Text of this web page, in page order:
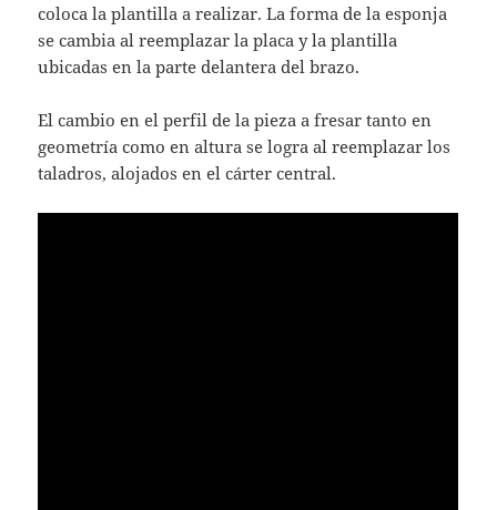
coloca la plantilla a realizar. La forma de la esponja
se cambia al reemplazar la placa y la plantilla
ubicadas en la parte delantera del brazo.
El cambio en el perfil de la pieza a fresar tanto en
geometría como en altura se logra al reemplazar los
taladros, alojados en el cárter central.